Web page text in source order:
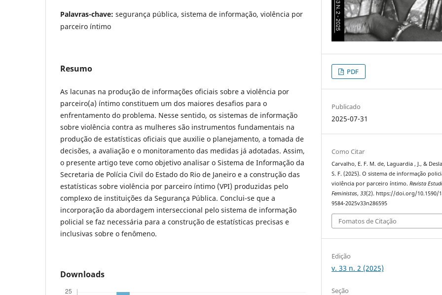
Palavras-chave: segurança pública, sistema de informação, violência por
parceiro íntimo
Resumo
As lacunas na produção de informações oficiais sobre a violência por
parceiro(a) íntimo constituem um dos maiores desafios para o
enfrentamento do problema. Nesse sentido, os sistemas de informação
sobre violência contra as mulheres são instrumentos fundamentais na
produção de estatísticas oficiais que auxilie o planejamento, a tomada de
decisões, a avaliação e o monitoramento das medidas já adotadas. Assim,
o presente artigo teve como objetivo analisar o Sistema de Informação da
Secretaria de Polícia Civil do Estado do Rio de Janeiro e a construção das
estatísticas sobre violência por parceiro íntimo (VPI) produzidas pelo
complexo de instituições da Segurança Pública. Conclui-se que a
incorporação da abordagem interseccional pelo sistema de informação
policial se faz necessária para a construção de estatísticas precisas e
inclusivas sobre o fenômeno.
Downloads
PDF
Publicado
2025-07-31
Como Citar
Carvalho, E. F. M. de, Laguardia , J., &
S. F. (2025). O sistema de informação
violência por parceiro íntimo.Revista
Feministas,33(2). https://doi.org/10.1590/
9584-2025v33n286595
Fomatos de Citação
Edição
v. 33 n. 2 (2025)
Seção